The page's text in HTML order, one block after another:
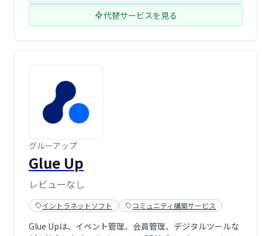
代替サービスを見る
グルーアップ
Glue Up
レビューなし
イントラネットソフト コミュニティ構築サービス
Glue Upは、イベント管理、会員管理、デジタルツールな